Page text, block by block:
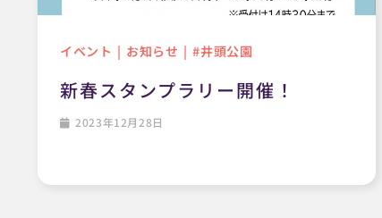
イベント お知らせ #井頭公園
新春スタンプラリー開催！
2023年12月28日